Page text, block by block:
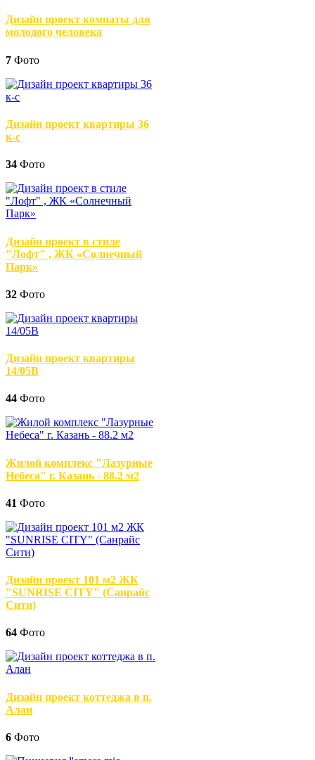
Дизайн проект комнаты для
молодого человека
7 Фото
Дизайн проект квартиры 36
к-с
34 Фото
Дизайн проект в стиле
"Лофт" , ЖК «Солнечный
Парк»
32 Фото
Дизайн проект квартиры
14/05В
44 Фото
Жилой комплекс "Лазурные
Небеса" г. Казань - 88.2 м2
41 Фото
Дизайн проект 101 м2 ЖК
"SUNRISE CITY" (Санрайс
Сити)
64 Фото
Дизайн проект коттеджа в п.
Алан
6 Фото